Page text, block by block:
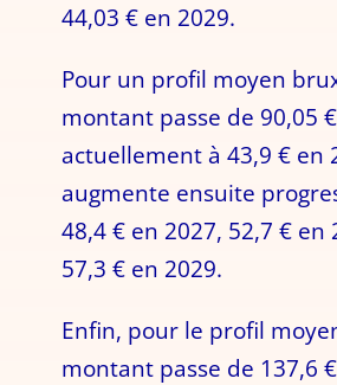
44,03 € en 2029.
Pour un profil moyen
montant passe de 90,05 €
actuellement à 43,9 € en
augmente ensuite
48,4 € en 2027, 52,7 € en
57,3 € en 2029.
Enfin, pour le profil
montant passe de 137,6 €